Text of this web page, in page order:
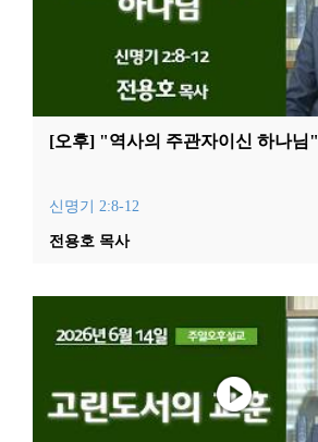
[오후] "역사의 주관자이신 하나님"
신명기 2:8-12
전용호 목사